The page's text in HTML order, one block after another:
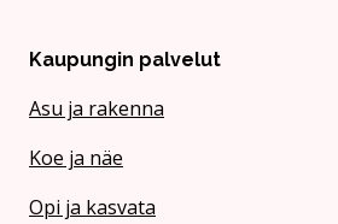
Kaupungin palvelut
Asu ja rakenna
Koe ja näe
Opi ja kasvata